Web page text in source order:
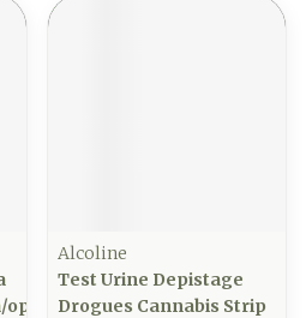
opi/thc
Alcoline
Test Urine Depistage
Drogues Cannabis Strip